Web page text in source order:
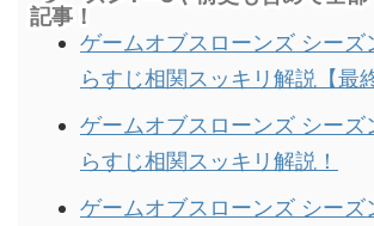
記事！
ゲームオブスローンズ シーズ
らすじ相関スッキリ解説【最
ゲームオブスローンズ シーズ
らすじ相関スッキリ解説！
ゲームオブスローンズ シー